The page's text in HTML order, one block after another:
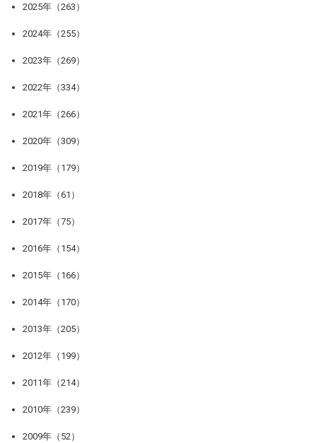
2025年（263）
2024年（255）
2023年（269）
2022年（334）
2021年（266）
2020年（309）
2019年（179）
2018年（61）
2017年（75）
2016年（154）
2015年（166）
2014年（170）
2013年（205）
2012年（199）
2011年（214）
2010年（239）
2009年（52）